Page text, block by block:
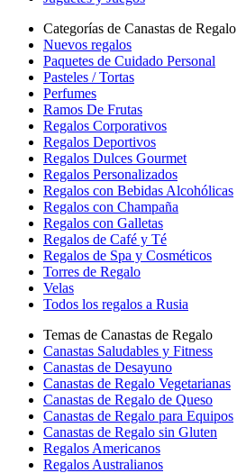
Categorías de Canastas de Regalo
Nuevos regalos
Paquetes de Cuidado Personal
Pasteles / Tortas
Perfumes
Ramos De Frutas
Regalos Corporativos
Regalos Deportivos
Regalos Dulces Gourmet
Regalos Personalizados
Regalos con Bebidas Alcohólicas
Regalos con Champaña
Regalos con Galletas
Regalos de Café y Té
Regalos de Spa y Cosméticos
Torres de Regalo
Velas
Todos los regalos a Rusia
Temas de Canastas de Regalo
Canastas Saludables y Fitness
Canastas de Desayuno
Canastas de Regalo Vegetarianas
Canastas de Regalo de Queso
Canastas de Regalo para Equipos
Canastas de Regalo sin Gluten
Regalos Americanos
Regalos Australianos